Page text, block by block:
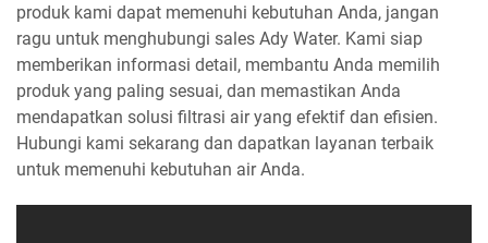
produk kami dapat memenuhi kebutuhan Anda, jangan
ragu untuk menghubungi sales Ady Water. Kami siap
memberikan informasi detail, membantu Anda memilih
produk yang paling sesuai, dan memastikan Anda
mendapatkan solusi filtrasi air yang efektif dan efisien.
Hubungi kami sekarang dan dapatkan layanan terbaik
untuk memenuhi kebutuhan air Anda.